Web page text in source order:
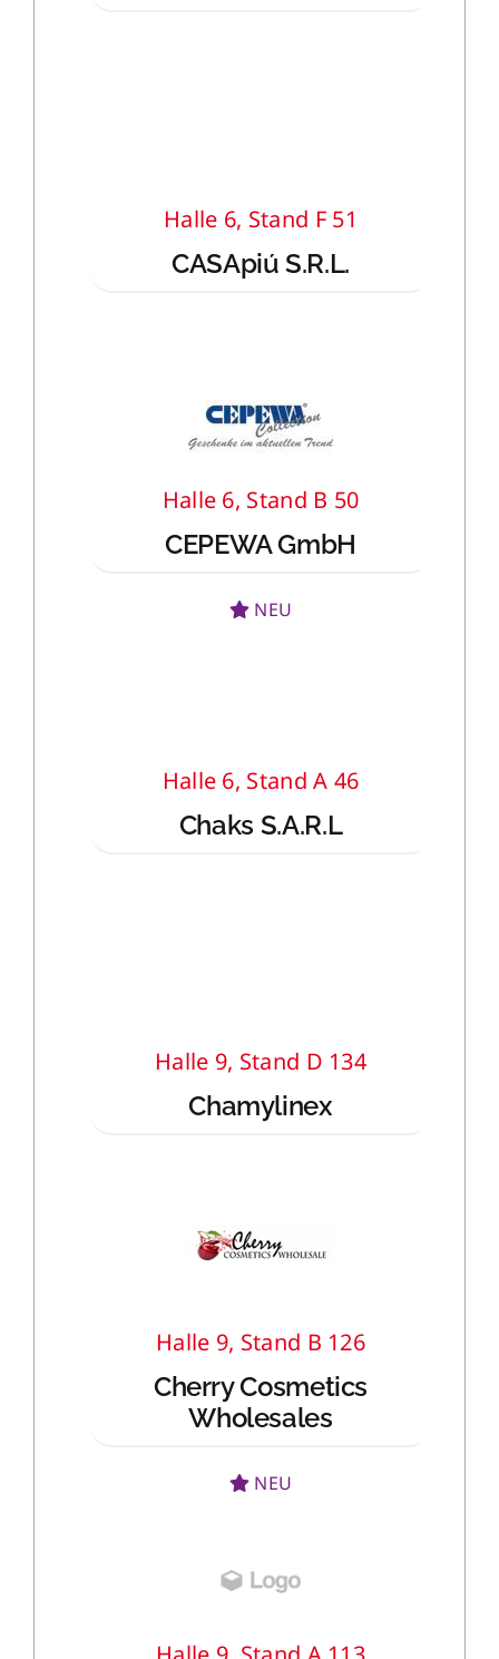
Halle 6, Stand F 51
CASApiú S.R.L.
Halle 6, Stand B 50
CEPEWA GmbH
NEU
Halle 6, Stand A 46
Chaks S.A.R.L
Halle 9, Stand D 134
Chamylinex
Halle 9, Stand B 126
Cherry Cosmetics
Wholesales
NEU